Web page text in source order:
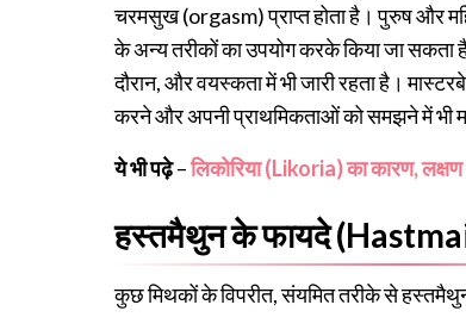
चरमसुख (orgasm) प्राप्त होता है। पुरुष और
के अन्य तरीकों का उपयोग करके किया जा सकता
दौरान, और वयस्कता में भी जारी रहता है।
करने और अपनी प्राथमिकताओं को समझने में भी
ये भी पढ़े–लिकोरिया (Likoria) का कारण,
हस्तमैथुन के फायदे
कुछ मिथकों के विपरीत, संयमित तरीके से